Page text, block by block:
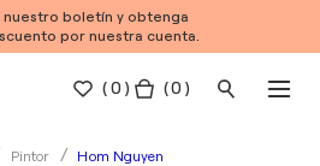
nuestro boletín y obtenga
por nuestra cuenta.
(0 ) ( 0 )
Pintor Hom Nguyen